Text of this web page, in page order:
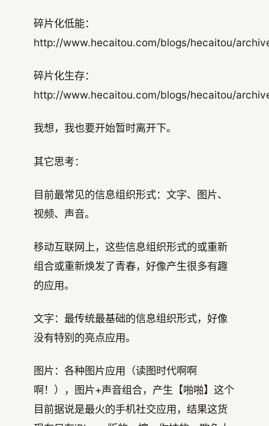
碎片化低能：
http://www.hecaitou.com/blogs/hecaitou/
碎片化生存：
http://www.hecaitou.com/blogs/hecaitou/
我想，我也要开始暂时离开下。
其它思考：
目前最常见的信息组织形式：文字、图片、
视频、声音。
移动互联网上，这些信息组织形式的或重新
组合或重新焕发了青春，好像产生很多有趣
的应用。
文字：最传统最基础的信息组织形式，好像
没有特别的亮点应用。
图片：各种图片应用（读图时代啊啊
啊！），图片+声音组合，产生【啪啪】这个
目前据说是最火的手机社交应用，结果这货